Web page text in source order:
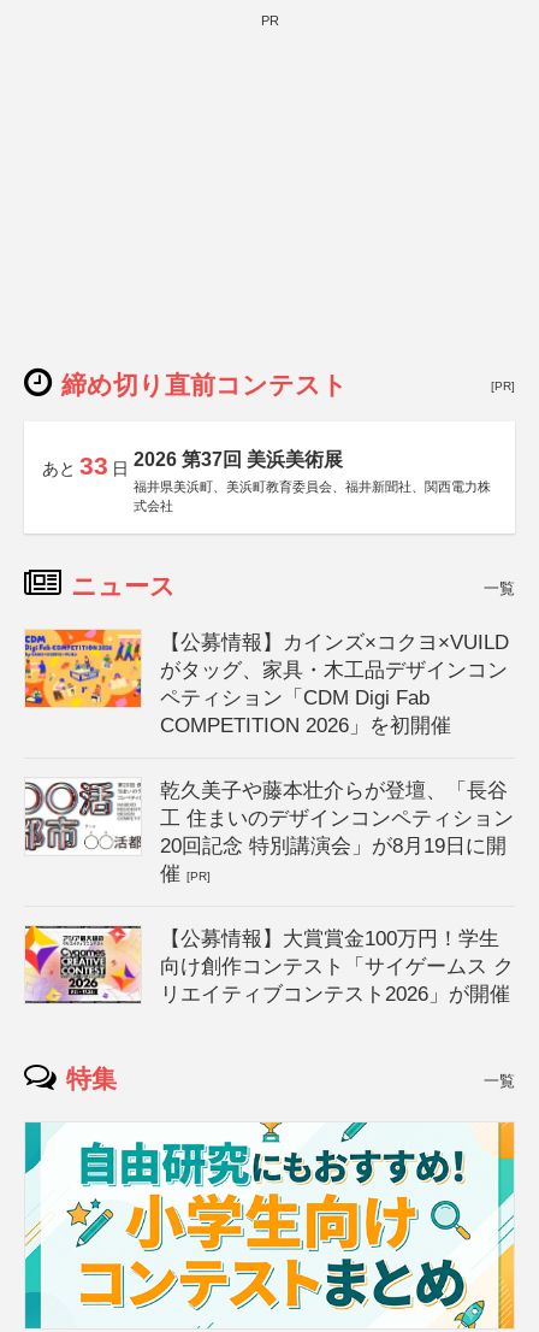
PR
締め切り直前コンテスト [PR]
あと 33 日 2026 第37回 美浜美術展
福井県美浜町、美浜町教育委員会、福井新聞社、関西電力株
式会社
ニュース 一覧
【公募情報】カインズ×コクヨ×VUILD
がタッグ、家具・木工品デザインコン
ペティション「CDM Digi Fab
COMPETITION 2026」を初開催
乾久美子や藤本壮介らが登壇、「長谷
工 住まいのデザインコンペティション
20回記念 特別講演会」が8月19日に開
催[PR]
【公募情報】大賞賞金100万円！学生
向け創作コンテスト「サイゲームス ク
リエイティブコンテスト2026」が開催
特集 一覧